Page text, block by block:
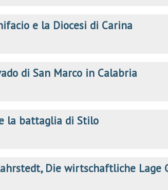
e la Diocesi di Carina
di San Marco in Calabria
la battaglia di Stilo
Die wirtschaftliche Lage